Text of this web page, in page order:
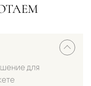
для